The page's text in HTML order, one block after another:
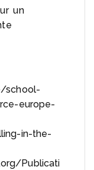
un
school-
europe-
in-the-
Publicati